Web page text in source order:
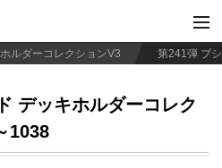
ルダーコレクションV3
デッキホルダーコレク
1038